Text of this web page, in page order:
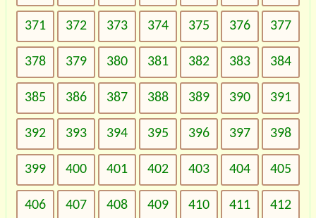
371 372 373 374 375 376 377
378 379 380 381 382 383 384
385 386 387 388 389 390 391
392 393 394 395 396 397 398
399 400 401 402 403 404 405
406 407 408 409 410 411 412